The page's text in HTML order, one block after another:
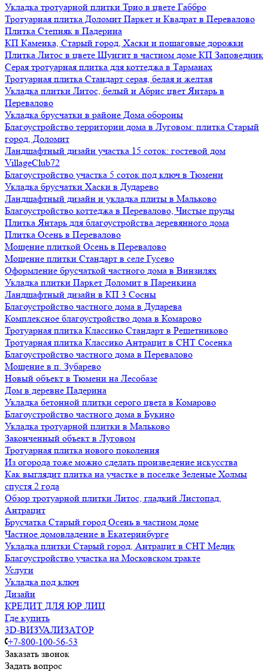
Укладка тротуарной плитки Трио в цвете Габбро
Тротуарная плитка Доломит Паркет и Квадрат в Перевалово
Плитка Степняк в Падерина
КП Каменка, Старый город, Хаски и пошаговые дорожки
Плитка Литос в цвете Шунгит в частном доме КП Заповедник
Серая тротуарная плитка для коттеджа в Тарманах
Тротуарная плитка Стандарт серая, белая и желтая
Укладка плитки Литос, белый и Абрис цвет Янтарь в
Перевалово
Укладка брусчатки в районе Дома обороны
Благоустройство территории дома в Луговом: плитка Старый
город, Доломит
Ландшафтный дизайн участка 15 соток: гостевой дом
VillageClub72
Благоустройство участка 5 соток под ключ в Тюмени
Укладка брусчатки Хаски в Дударево
Ландшафтный дизайн и укладка плиты в Мальково
Благоустройство коттеджа в Перевалово, Чистые пруды
Плитка Янтарь для благоустройства деревянного дома
Плитка Осень в Перевалово
Мощение плиткой Осень в Перевалово
Мощение плитки Стандарт в селе Гусево
Оформление брусчаткой частного дома в Винзилях
Укладка плитки Паркет Доломит в Паренкина
Ландшафтный дизайн в КП 3 Сосны
Благоустройство частного дома в Дударева
Комплексное благоустройство дома в Комарово
Тротуарная плитка Классико Стандарт в Решетниково
Тротуарная плитка Классико Антрацит в СНТ Сосенка
Благоустройство частного дома в Перевалово
Мощение в п. Зубарево
Новый объект в Тюмени на Лесобазе
Дом в деревне Падерина
Укладка бетонной плитки серого цвета в Комарово
Благоустройство частного дома в Букино
Укладка тротуарной плитки в Мальково
Законченный объект в Луговом
Тротуарная плитка нового поколения
Из огорода тоже можно сделать произведение искусства
Как выглядит плитка на участке в поселке Зеленые Холмы
спустя 2 года
Обзор тротуарной плитки Литос, гладкий Листопад,
Антрацит
Брусчатка Старый город Осень в частном доме
Частное домовладение в Екатеринбурге
Укладка плитки Старый город, Антрацит в СНТ Медик
Благоустройство участка на Московском тракте
Услуги
Укладка под ключ
Дизайн
КРЕДИТ ДЛЯ ЮР ЛИЦ
Где купить
3D-ВИЗУАЛИЗАТОР
+7-800-100-56-53
Заказать звонок
Задать вопрос